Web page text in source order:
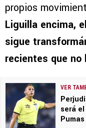
propios
Liguilla encima,
sigue
recientes que no
VER
será
Pumas